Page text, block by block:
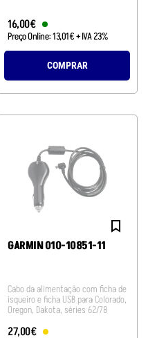
16,00€
Preço Online:13,01€+ IVA 23%
COMPRAR
GARMIN 010-10851-11
Cabo da alimentação com ficha de
isqueiro e ficha USB para Colorado,
Oregon, Dakota, séries 62/78
27,00€